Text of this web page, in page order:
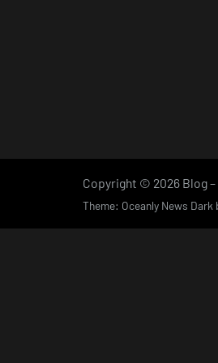
Copyright © 2026 Blog –
Theme: Oceanly News Dark